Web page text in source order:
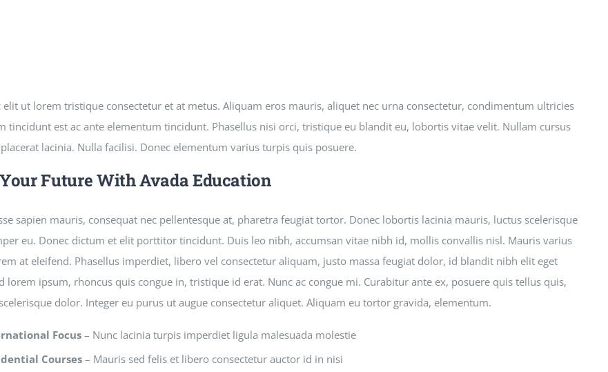
elit ut lorem tristique consectetur et at metus. Aliquam eros mauris, aliquet nec urna consectetur, condimentum ultricies
tincidunt est ac ante elementum tincidunt. Phasellus nisi orci, tristique eu blandit eu, lobortis vitae velit. Nullam cursus
lacinia. Nulla facilisi. Donec elementum varius turpis quis posuere.
Future With Avada Education
sapien mauris, consequat nec pellentesque at, pharetra feugiat tortor. Donec lobortis lacinia mauris, luctus scelerisque
eu. Donec dictum et elit porttitor tincidunt. Duis leo nibh, accumsan vitae nibh id, mollis convallis nisl. Mauris varius
at eleifend. Phasellus imperdiet, libero vel consectetur aliquam, justo massa feugiat dolor, id blandit nibh elit eget
lorem ipsum, rhoncus quis congue in, tristique id erat. Nunc ac congue mi. Curabitur ante ex, posuere quis tellus quis,
dolor. Integer eu purus ut augue consectetur aliquet. Aliquam eu tortor gravida, elementum.
Focus – Nunc lacinia turpis imperdiet ligula malesuada molestie
Courses– Mauris sed felis et libero consectetur auctor id in nisi